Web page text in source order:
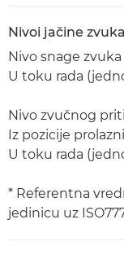
Nivoi jačine zvuka
Nivo snage zvuka
U toku rada
Nivo zvučnog
Iz pozicije
U toku rada
* Referentna
jedinicu uz